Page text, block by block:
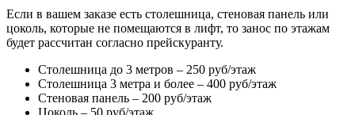
Если в вашем заказе есть столешница, стеновая панель или
цоколь, которые не помещаются в лифт, то занос по этажам
будет рассчитан согласно прейскуранту.
Столешница до 3 метров – 250 руб/этаж
Столешница 3 метра и более – 400 руб/этаж
Стеновая панель – 200 руб/этаж
Цоколь – 50 руб/этаж